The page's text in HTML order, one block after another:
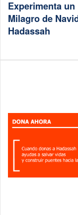
Experimenta un
Milagro de
Hadassah